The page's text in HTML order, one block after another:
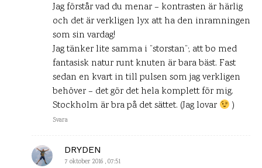
Jag förstår vad du menar – kontrasten är härlig
och det är verkligen lyx att ha den inramningen
som sin vardag!
Jag tänker lite samma i ”storstan”; att bo med
fantasisk natur runt knuten är bara bäst. Fast
sedan en kvart in till pulsen som jag verkligen
behöver – det gör det hela komplett för mig.
Stockholm är bra på det sättet. (Jag lovar
)
Svara
DRYDEN
7 oktober 2016 , 07:51